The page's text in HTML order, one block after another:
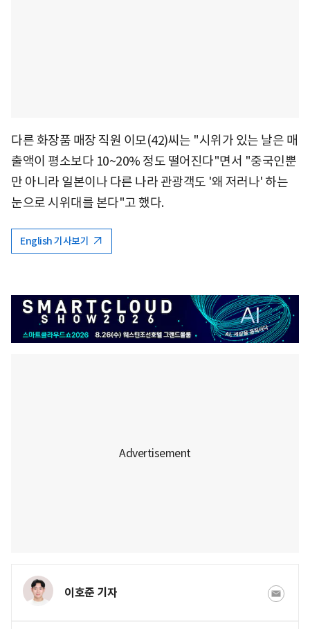
다른 화장품 매장 직원 이모(42)씨는 "시위가 있는 날은 매
출액이 평소보다 10~20% 정도 떨어진다"면서 "중국인뿐
만 아니라 일본이나 다른 나라 관광객도 '왜 저러나' 하는
눈으로 시위대를 본다"고 했다.
English 기사보기
이호준 기자